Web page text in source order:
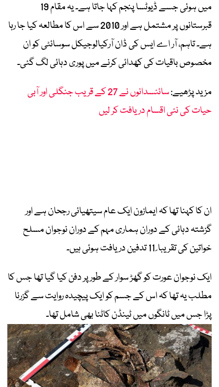
میں ہوئی جسے ڈیوٹسا پنجم کہا جاتا ہے۔ یہ مقام 19
قبرستانوں پر مشتمل ہے اور 2010 سے اس کا مطالعہ کیا جا رہا
ہے۔ تاہم، آر اے ایس کی ڈان آرکیالوجیکل سوسائٹی کو ان
مخصوص باقیات کی کھدائی کرنے میں پوری دہائی لگ گئی۔
مزید پڑھیے:
سائنسدانوں نے 27 کے قریب جنگلی اور آبی
حیات کی نئی اقسام دریافت کر لیں
ان کا کہنا تھا کہ ایمازون ایک عام سیتھیائی رجحان ہے اور
گزشتہ دہائی کے دوران ہماری مہم کے دوران نوجوان مسلح
خواتین کی تقریبا ً 11 تدفین دریافت ہوئی ہیں۔
ایک نوجوان عورت کو گھڑ سوار کے طور پر دفن کیا گیا تھا جس کا
مطلب یہ تھا کہ اس کے جسم کو ایک پیچیدہ روایت سے گزرنا
پڑا جس میں ٹانگوں میں ٹینڈن کاٹنا بھی شامل تھا۔